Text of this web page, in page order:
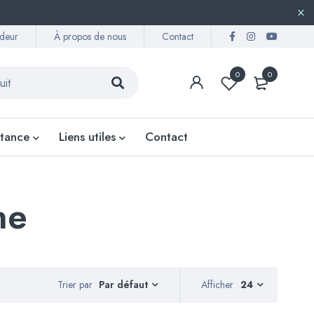
À propos de nous Contact
0
0
Liens utiles Contact
Trier par Par défaut Afficher 24